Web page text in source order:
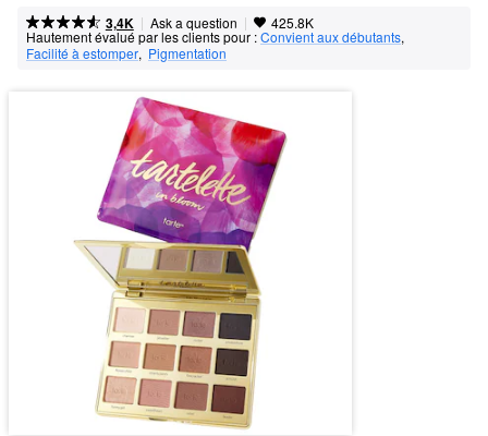
3,4K | Ask a question | 425.8K
Hautement évalué par les clients pour :Convient aux débutants,
Facilité à estomper, Pigmentation